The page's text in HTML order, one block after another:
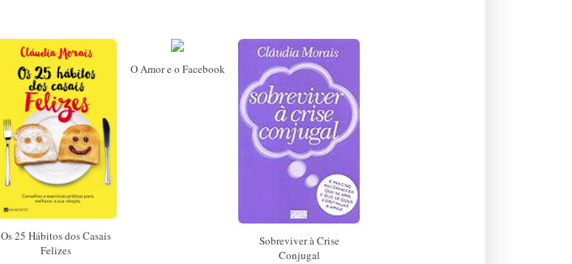
Os 25 Hábitos dos Casais
Felizes
O Amor e o Facebook
Sobreviver à Crise
Conjugal